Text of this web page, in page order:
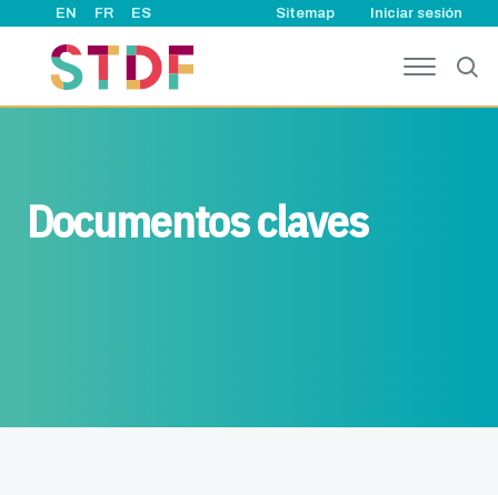
Pasar al contenido principal
EN FR ES Sitemap User account
Iniciar sesión
Documentos claves